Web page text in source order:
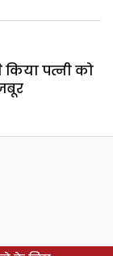
पत्नी को